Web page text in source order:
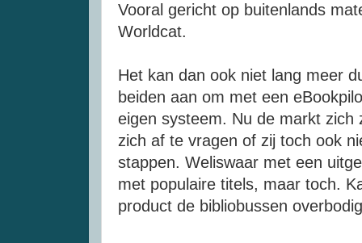
Vooral gericht op buitenlands
Worldcat.
Het kan dan ook niet lang meer
beiden aan om met een
eigen systeem. Nu de markt zich
zich af te vragen of zij toch ook
stappen. Weliswaar met een
met populaire titels, maar toch.
product de bibliobussen